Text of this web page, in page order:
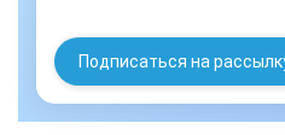
Подписаться на